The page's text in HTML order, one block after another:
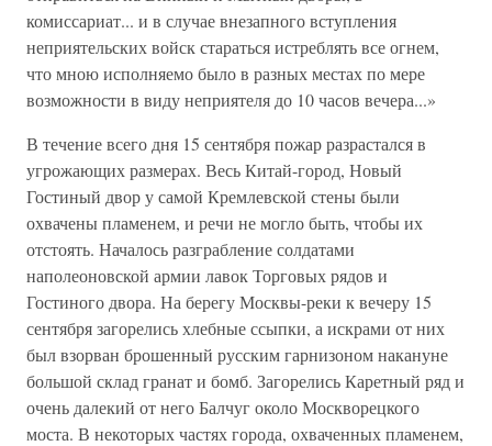
комиссариат... и в случае внезапного вступления
неприятельских войск стараться истреблять все огнем,
что мною исполняемо было в разных местах по мере
возможности в виду неприятеля до 10 часов вечера...»
В течение всего дня 15 сентября пожар разрастался в
угрожающих размерах. Весь Китай-город, Новый
Гостиный двор у самой Кремлевской стены были
охвачены пламенем, и речи не могло быть, чтобы их
отстоять. Началось разграбление солдатами
наполеоновской армии лавок Торговых рядов и
Гостиного двора. На берегу Москвы-реки к вечеру 15
сентября загорелись хлебные ссыпки, а искрами от них
был взорван брошенный русским гарнизоном накануне
большой склад гранат и бомб. Загорелись Каретный ряд и
очень далекий от него Балчуг около Москворецкого
моста. В некоторых частях города, охваченных пламенем,